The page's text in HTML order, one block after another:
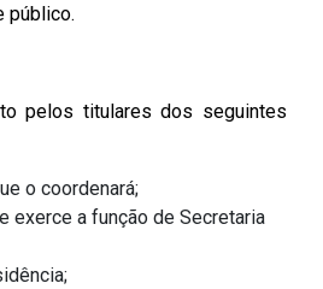
Ceará -
e
público.
pelos titulares dos seguintes
o coordenará;
exerce a função de Secretaria